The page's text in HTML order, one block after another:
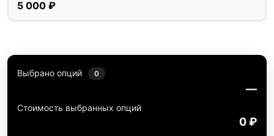
5 000 ₽
Выбрано опций 0
—
Стоимость выбранных опций
0 ₽